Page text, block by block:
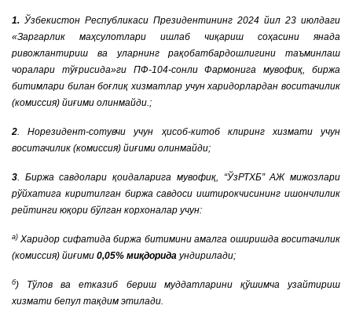
1. Ўзбекистон Республикаси Президентининг 2024 йил 23 июлдаги
«Заргарлик маҳсулотлари ишлаб чиқариш соҳасини янада
ривожлантириш ва уларнинг рақобатбардошлигини таъминлаш
чоралари тўғрисида»ги ПФ-104-сонли Фармонига мувофиқ, биржа
битимлари билан боғлиқ хизматлар учун харидорлардан воситачилик
(комиссия) йиғими олинмайди.;
2. Норезидент-сотувчи учун ҳисоб-китоб клиринг хизмати учун
воситачилик (комиссия) йиғими олинмайди;
3. Биржа савдолари қоидаларига мувофиқ, “ЎзРТХБ” АЖ мижозлари
рўйхатига киритилган биржа савдоси иштирокчисининг ишончлилик
рейтинги юқори бўлган корхоналар учун:
а) Харидор сифатида биржа битимини амалга оширишда воситачилик
(комиссия) йиғими 0,05% миқдорида ундирилади;
б) Тўлов ва етказиб бериш муддатларини қўшимча узайтириш
хизмати бепул тақдим этилади.